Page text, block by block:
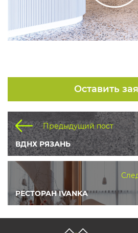
Оставить
Предыдущий пост
ВДНХ РЯЗАНЬ
РЕСТОРАН IVANKA